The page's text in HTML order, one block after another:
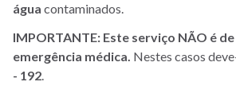
água contaminados.
IMPORTANTE: Este serviço NÃO é
emergência médica. Nestes casos
- 192.